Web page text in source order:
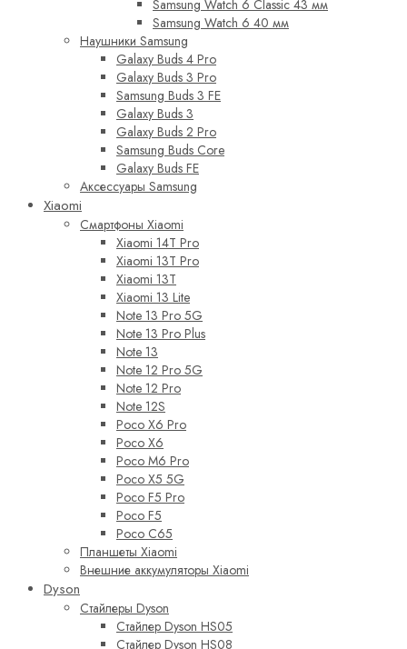
Samsung Watch 6 Classic 43 мм
Samsung Watch 6 40 мм
Наушники Samsung
Galaxy Buds 4 Pro
Galaxy Buds 3 Pro
Samsung Buds 3 FE
Galaxy Buds 3
Galaxy Buds 2 Pro
Samsung Buds Core
Galaxy Buds FE
Аксессуары Samsung
Xiaomi
Смартфоны Xiaomi
Xiaomi 14T Pro
Xiaomi 13T Pro
Xiaomi 13T
Xiaomi 13 Lite
Note 13 Pro 5G
Note 13 Pro Plus
Note 13
Note 12 Pro 5G
Note 12 Pro
Note 12S
Poco X6 Pro
Poco X6
Poco M6 Pro
Poco X5 5G
Poco F5 Pro
Poco F5
Poco C65
Планшеты Xiaomi
Внешние аккумуляторы Xiaomi
Dyson
Стайлеры Dyson
Стайлер Dyson HS05
Стайлер Dyson HS08